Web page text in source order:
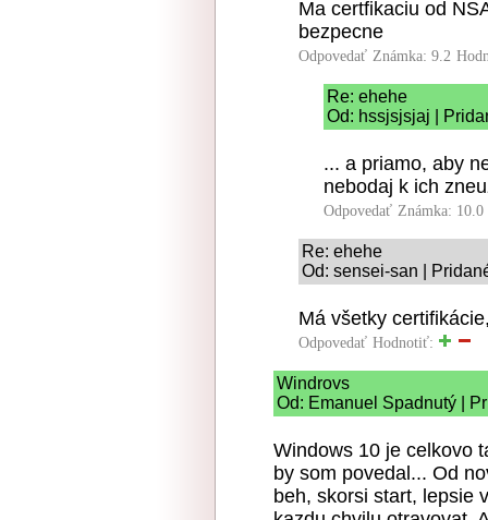
Ma certfikaciu od
bezpecne
Odpovedať Známka: 9.2
Re: ehehe
Od: hssjsjsjaj |
... a priamo, aby
nebodaj k ich
Odpovedať Známka: 10.0
Re: ehehe
Od: sensei-san |
Má všetky
Odpovedať Hodnotiť:
Windrovs
Od: Emanuel Spadnutý |
Windows 10 je celkovo
by som povedal... Od
beh, skorsi start, lepsie